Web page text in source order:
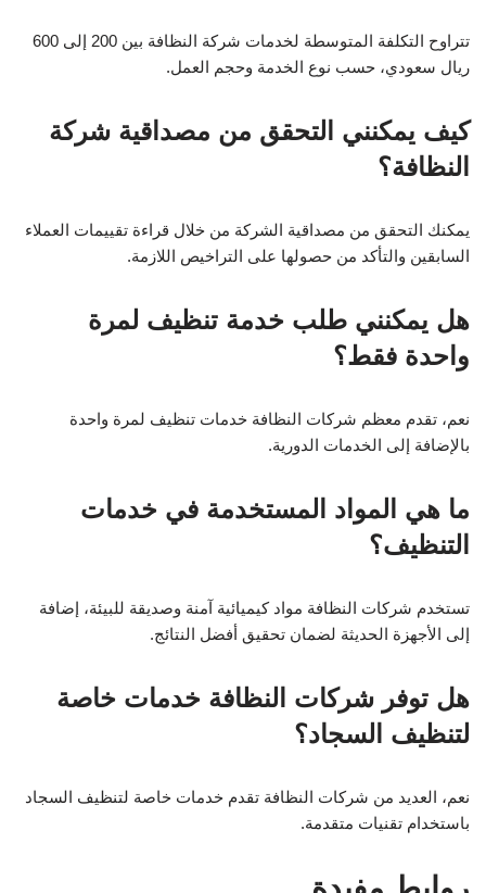
تتراوح التكلفة المتوسطة لخدمات شركة النظافة بين 200 إلى 600
ريال سعودي، حسب نوع الخدمة وحجم العمل.
كيف يمكنني التحقق من مصداقية شركة
النظافة؟
يمكنك التحقق من مصداقية الشركة من خلال قراءة تقييمات العملاء
السابقين والتأكد من حصولها على التراخيص اللازمة.
هل يمكنني طلب خدمة تنظيف لمرة
واحدة فقط؟
نعم، تقدم معظم شركات النظافة خدمات تنظيف لمرة واحدة
بالإضافة إلى الخدمات الدورية.
ما هي المواد المستخدمة في خدمات
التنظيف؟
تستخدم شركات النظافة مواد كيميائية آمنة وصديقة للبيئة، إضافة
إلى الأجهزة الحديثة لضمان تحقيق أفضل النتائج.
هل توفر شركات النظافة خدمات خاصة
لتنظيف السجاد؟
نعم، العديد من شركات النظافة تقدم خدمات خاصة لتنظيف السجاد
باستخدام تقنيات متقدمة.